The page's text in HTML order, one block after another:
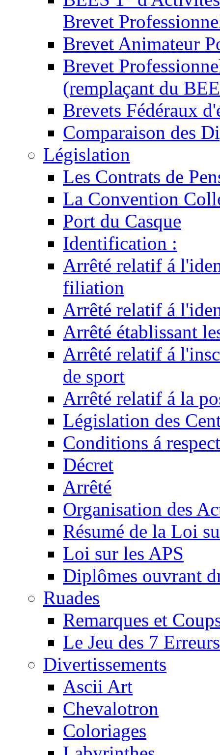
Brevet
Brevet Animateur
Brevet
(remplaçant du
Brevets Fédéraux
Comparaison des
Législation
Les Contrats de
La Convention
Port du Casque
Identification :
Arrêté relatif á
filiation
Arrêté relatif á
Arrêté établissant
Arrêté relatif á
de sport
Arrêté relatif á la
Législation des
Conditions á
Décret
Arrêté
Organisation des
Résumé de la Loi
Loi sur les APS
Diplômes ouvrant
Ruades
Remarques et
Le Jeu des 7 Erreurs
Divertissements
Ascii Art
Chevalotron
Coloriages